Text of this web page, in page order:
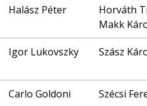
Halász Péter
Horváth
Makk
Igor Lukovszky Szász
Carlo Goldoni Szécsi